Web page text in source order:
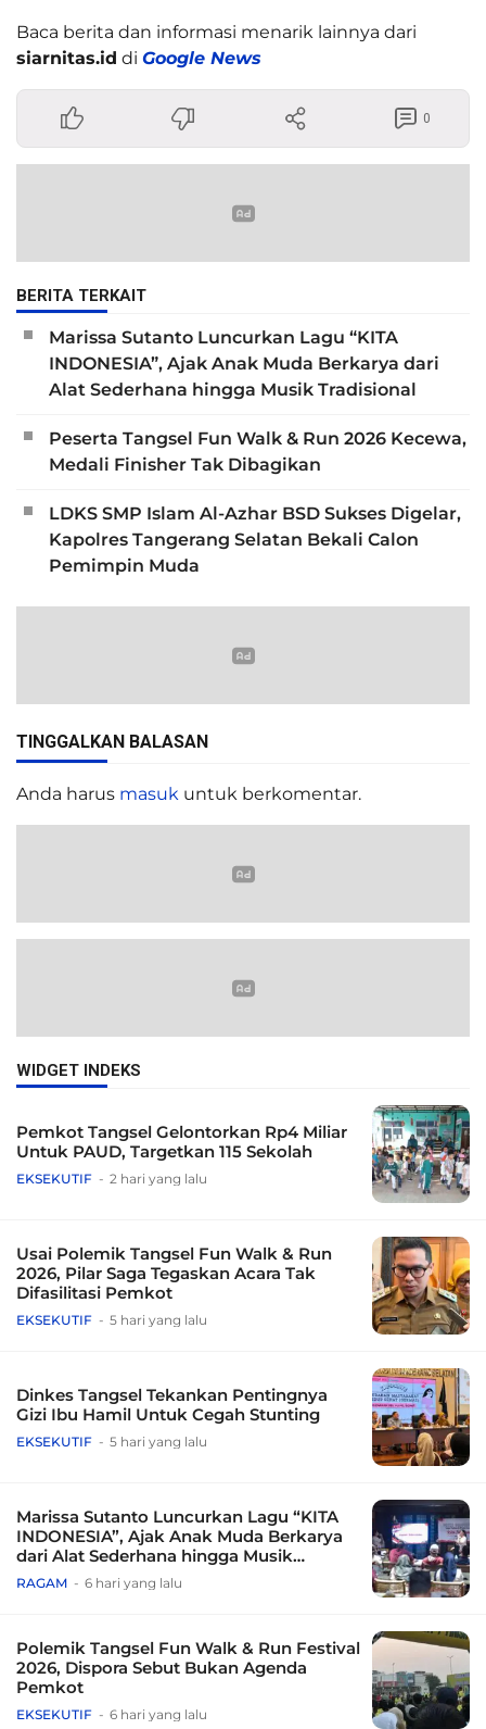
Baca berita dan informasi menarik lainnya dari
siarnitas.id di Google News
0
BERITA TERKAIT
Marissa Sutanto Luncurkan Lagu “KITA
INDONESIA”, Ajak Anak Muda Berkarya dari
Alat Sederhana hingga Musik Tradisional
Peserta Tangsel Fun Walk & Run 2026 Kecewa,
Medali Finisher Tak Dibagikan
LDKS SMP Islam Al-Azhar BSD Sukses Digelar,
Kapolres Tangerang Selatan Bekali Calon
Pemimpin Muda
TINGGALKAN BALASAN
Anda harus masuk untuk berkomentar.
WIDGET INDEKS
Pemkot Tangsel Gelontorkan Rp4 Miliar
Untuk PAUD, Targetkan 115 Sekolah
EKSEKUTIF 2 hari yang lalu
Usai Polemik Tangsel Fun Walk & Run
2026, Pilar Saga Tegaskan Acara Tak
Difasilitasi Pemkot
EKSEKUTIF 5 hari yang lalu
Dinkes Tangsel Tekankan Pentingnya
Gizi Ibu Hamil Untuk Cegah Stunting
EKSEKUTIF 5 hari yang lalu
Marissa Sutanto Luncurkan Lagu “KITA
INDONESIA”, Ajak Anak Muda Berkarya
dari Alat Sederhana hingga Musik
Tradisional
RAGAM 6 hari yang lalu
Polemik Tangsel Fun Walk & Run Festival
2026, Dispora Sebut Bukan Agenda
Pemkot
EKSEKUTIF 6 hari yang lalu